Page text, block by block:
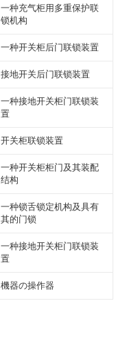
一种充气柜用多重保护联
锁机构
一种开关柜后门联锁装置
接地开关后门联锁装置
一种接地开关柜门联锁装
置
开关柜联锁装置
一种开关柜柜门及其装配
结构
一种锁舌锁定机构及具有
其的门锁
一种接地开关柜门联锁装
置
機器の操作器